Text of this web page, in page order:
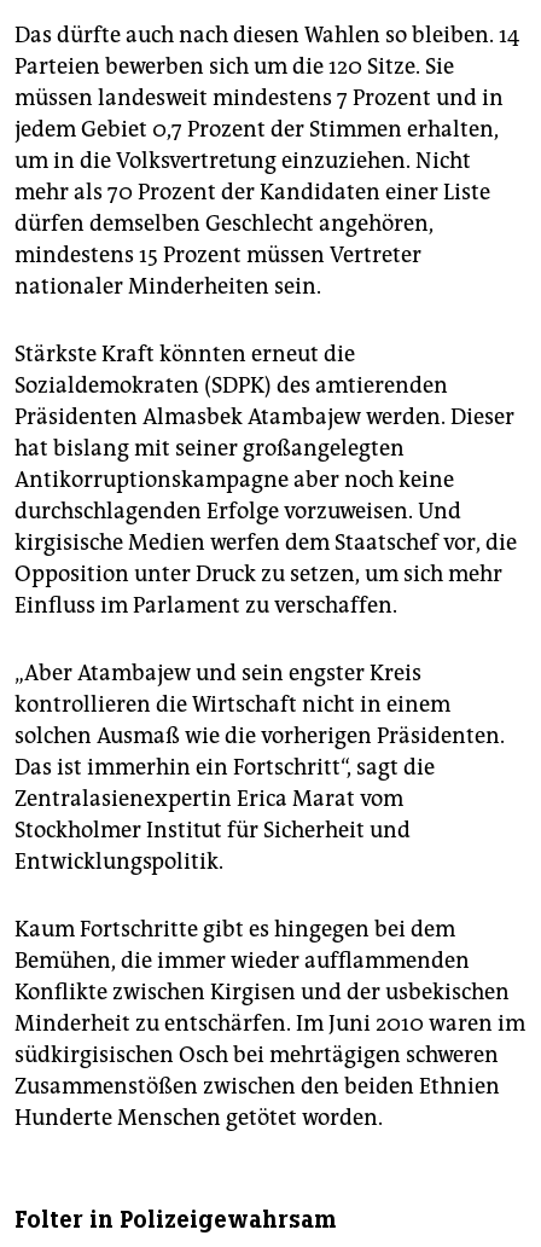
Das dürfte auch nach diesen Wahlen so bleiben. 14
Parteien bewerben sich um die 120 Sitze. Sie
müssen landesweit mindestens 7 Prozent und in
jedem Gebiet 0,7 Prozent der Stimmen erhalten,
um in die Volksvertretung einzuziehen. Nicht
mehr als 70 Prozent der Kandidaten einer Liste
dürfen demselben Geschlecht angehören,
mindestens 15 Prozent müssen Vertreter
nationaler Minderheiten sein.
Stärkste Kraft könnten erneut die
Sozialdemokraten (SDPK) des amtierenden
Präsidenten Almasbek Atambajew werden. Dieser
hat bislang mit seiner großangelegten
Antikorruptionskampagne aber noch keine
durchschlagenden Erfolge vorzuweisen. Und
kirgisische Medien werfen dem Staatschef vor, die
Opposition unter Druck zu setzen, um sich mehr
Einfluss im Parlament zu verschaffen.
„Aber Atambajew und sein engster Kreis
kontrollieren die Wirtschaft nicht in einem
solchen Ausmaß wie die vorherigen Präsidenten.
Das ist immerhin ein Fortschritt“, sagt die
Zentralasienexpertin Erica Marat vom
Stockholmer Institut für Sicherheit und
Entwicklungspolitik.
Kaum Fortschritte gibt es hingegen bei dem
Bemühen, die immer wieder aufflammenden
Konflikte zwischen Kirgisen und der usbekischen
Minderheit zu entschärfen. Im Juni 2010 waren im
südkirgisischen Osch bei mehrtägigen schweren
Zusammenstößen zwischen den beiden Ethnien
Hunderte Menschen getötet worden.
Folter in Polizeigewahrsam